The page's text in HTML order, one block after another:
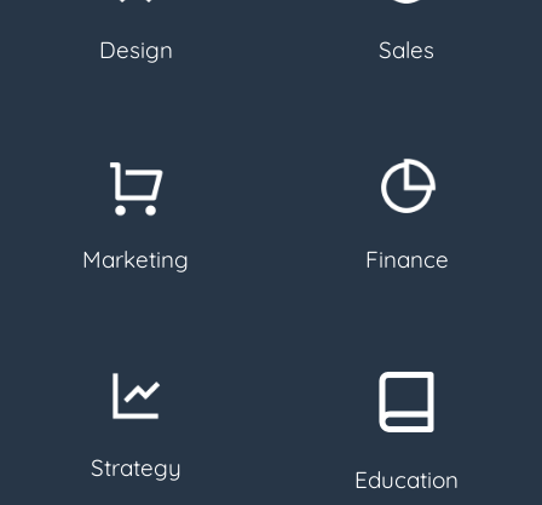
Design Sales
Marketing Finance
Strategy Education